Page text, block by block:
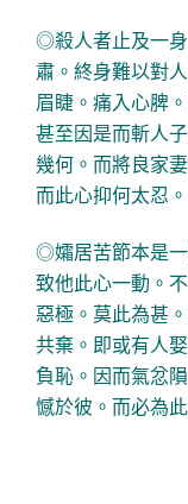
◎殺人者止及一
肅。終身難以對
眉睫。痛入心脾
甚至因是而斬人
幾何。而將良家
而此心抑何太忍。
◎孀居苦節本是
致他此心一動。
惡極。莫此為甚
共棄。即或有人
負恥。因而氣忿
憾於彼。而必為